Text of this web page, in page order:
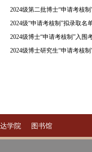
2024级第二批博士“申请考核
2024级“申请考核制”拟录取名
2024级博士“申请考核制”入围
2024级博士研究生“申请考核
学院 图书馆